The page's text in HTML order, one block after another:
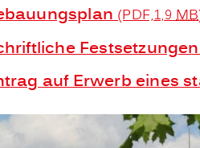
(PDF,1,9MB
auf Erwerb eines